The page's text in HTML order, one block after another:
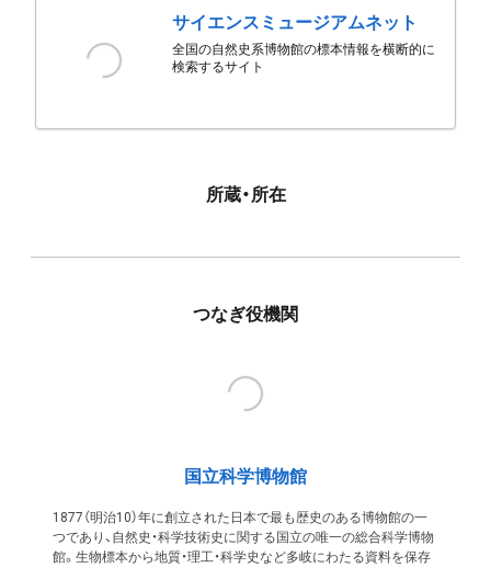
サイエンスミュージアムネット
全国の自然史系博物館の標本情報を横断的に
検索するサイト
所蔵・所在
つなぎ役機関
国立科学博物館
1877（明治10）年に創立された日本で最も歴史のある博物館の一
つであり、自然史・科学技術史に関する国立の唯一の総合科学博物
館。生物標本から地質・理工・科学史など多岐にわたる資料を保存